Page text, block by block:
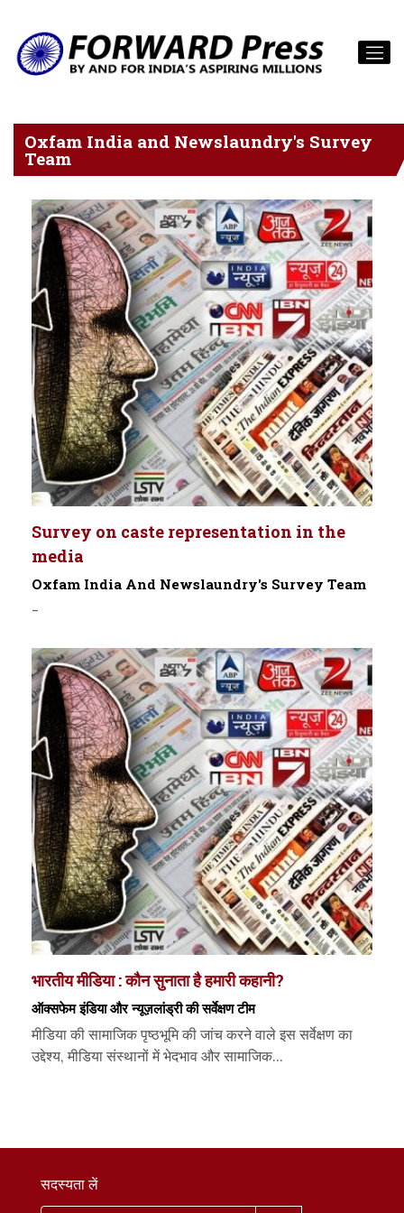
Oxfam India and Newslaundry's Survey
Team
Survey on caste representation in the
media
Oxfam India And Newslaundry's Survey Team
-
भारतीय मीडिया : कौन सुनाता है हमारी कहानी?
ऑक्सफेम इंडिया और न्यूज़लांड्री की सर्वेक्षण टीम
मीडिया की सामाजिक पृष्ठभूमि की जांच करने वाले इस सर्वेक्षण का
उद्देश्य, मीडिया संस्थानों में भेदभाव और सामाजिक...
सदस्यता लें